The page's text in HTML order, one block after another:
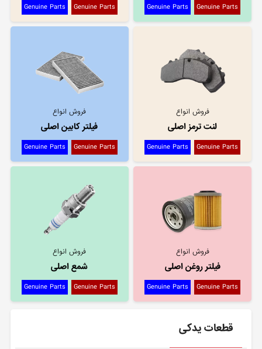
Genuine Parts
Genuine Parts
Genuine Parts
Genuine Parts
فروش انواع
لنت ترمز اصلی
Genuine Parts
Genuine Parts
فروش انواع
فیلتر کابین اصلی
Genuine Parts
Genuine Parts
فروش انواع
فیلتر روغن اصلی
Genuine Parts
Genuine Parts
فروش انواع
شمع اصلی
Genuine Parts
Genuine Parts
قطعات یدکی